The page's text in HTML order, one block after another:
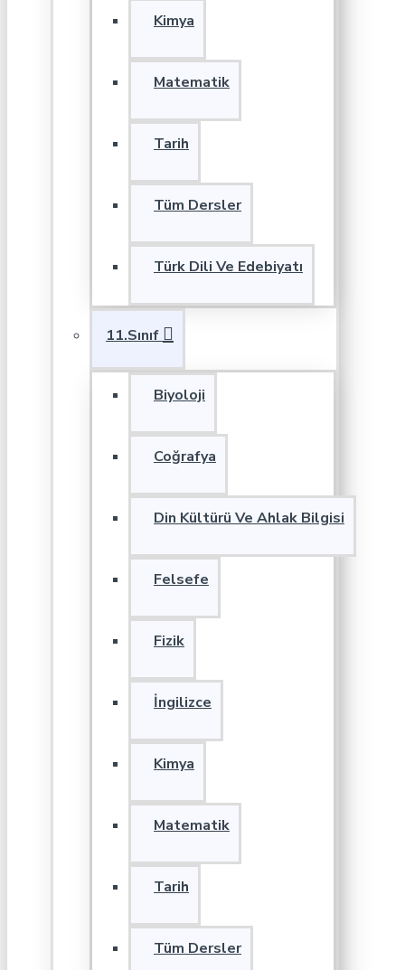
Kimya
Matematik
Tarih
Tüm Dersler
Türk Dili Ve Edebiyatı
11.Sınıf
Biyoloji
Coğrafya
Din Kültürü Ve Ahlak Bilgisi
Felsefe
Fizik
İngilizce
Kimya
Matematik
Tarih
Tüm Dersler